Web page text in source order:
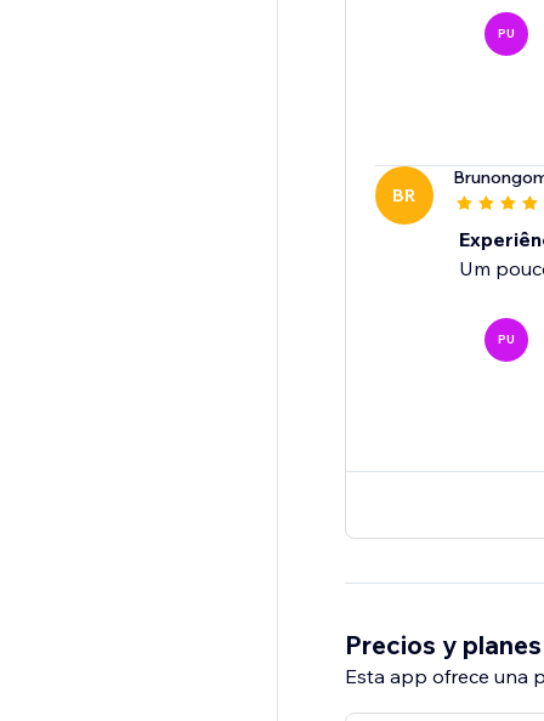
PU
BR
Um
PU
Precios y planes
Esta app ofrece una